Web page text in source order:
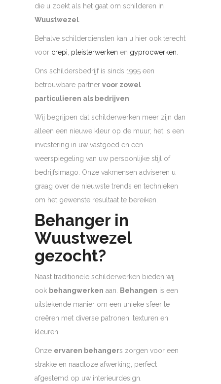
die u zoekt als het gaat om schilderen in
Wuustwezel.
Behalve schilderdiensten kan u hier ook terecht
voor crepi, pleisterwerken en gyprocwerken.
Ons schildersbedrijf is sinds 1995 een
betrouwbare partner voor zowel
particulieren als bedrijven.
Wij begrijpen dat schilderwerken meer zijn dan
alleen een nieuwe kleur op de muur; het is een
investering in uw vastgoed en een
weerspiegeling van uw persoonlijke stijl of
bedrijfsimago. Onze vakmensen adviseren u
graag over de nieuwste trends en technieken
om het gewenste resultaat te bereiken.
Behanger in
Wuustwezel
gezocht?
Naast traditionele schilderwerken bieden wij
ook behangwerken aan. Behangen is een
uitstekende manier om een unieke sfeer te
creëren met diverse patronen, texturen en
kleuren.
Onze ervaren behangers zorgen voor een
strakke en naadloze afwerking, perfect
afgestemd op uw interieurdesign.